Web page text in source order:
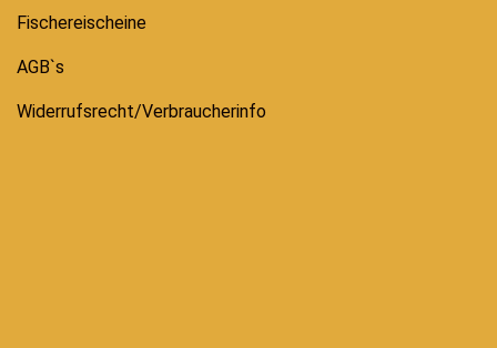
Fischereischeine
AGB`s
Widerrufsrecht/Verbraucherinfo